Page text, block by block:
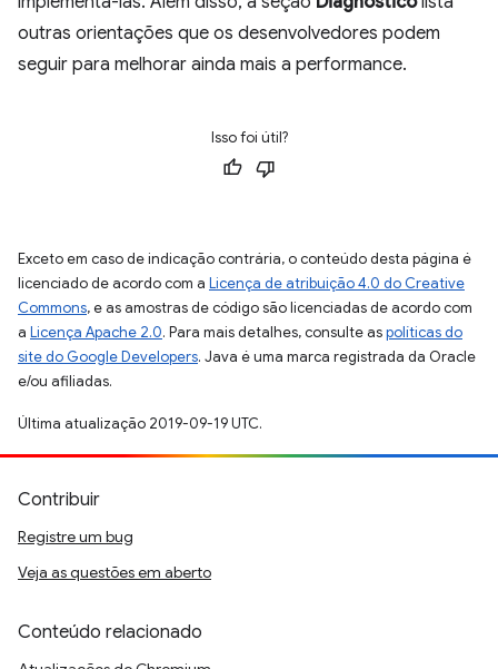
outras orientações que os desenvolvedores podem
seguir para melhorar ainda mais a performance.
Isso foi útil?
Exceto em caso de indicação contrária, o conteúdo desta página é
licenciado de acordo com a Licença de atribuição 4.0 do Creative
Commons, e as amostras de código são licenciadas de acordo com
a Licença Apache 2.0. Para mais detalhes, consulte aspolíticas do
site do Google Developers. Java é uma marca registrada da Oracle
e/ou afiliadas.
Última atualização 2019-09-19 UTC.
Contribuir
Registre um bug
Veja as questões em aberto
Conteúdo relacionado